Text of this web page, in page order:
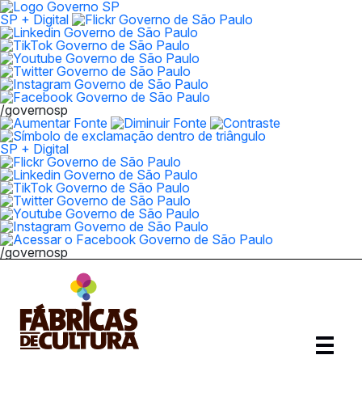
SP + Digital
/governosp
SP + Digital
/governosp